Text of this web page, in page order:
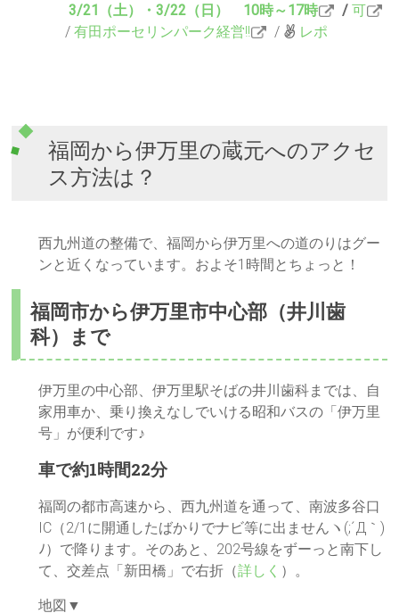
3/21（土）・3/22（日） 10時～17時
/可
/有田ポーセリンパーク経営!! / レポ
福岡から伊万里の蔵元へのアクセ
ス方法は？
西九州道の整備で、福岡から伊万里への道のりはグー
ンと近くなっています。およそ1時間とちょっと！
福岡市から伊万里市中心部（井川歯
科）まで
伊万里の中心部、伊万里駅そばの井川歯科までは、自
家用車か、乗り換えなしでいける昭和バスの「伊万里
号」が便利です♪
車で約1時間22分
福岡の都市高速から、西九州道を通って、南波多谷口
IC（2/1に開通したばかりでナビ等に出ませんヽ(;´Д｀)
ﾉ）で降ります。そのあと、202号線をずーっと南下し
て、交差点「新田橋」で右折（詳しく ）。
地図▼